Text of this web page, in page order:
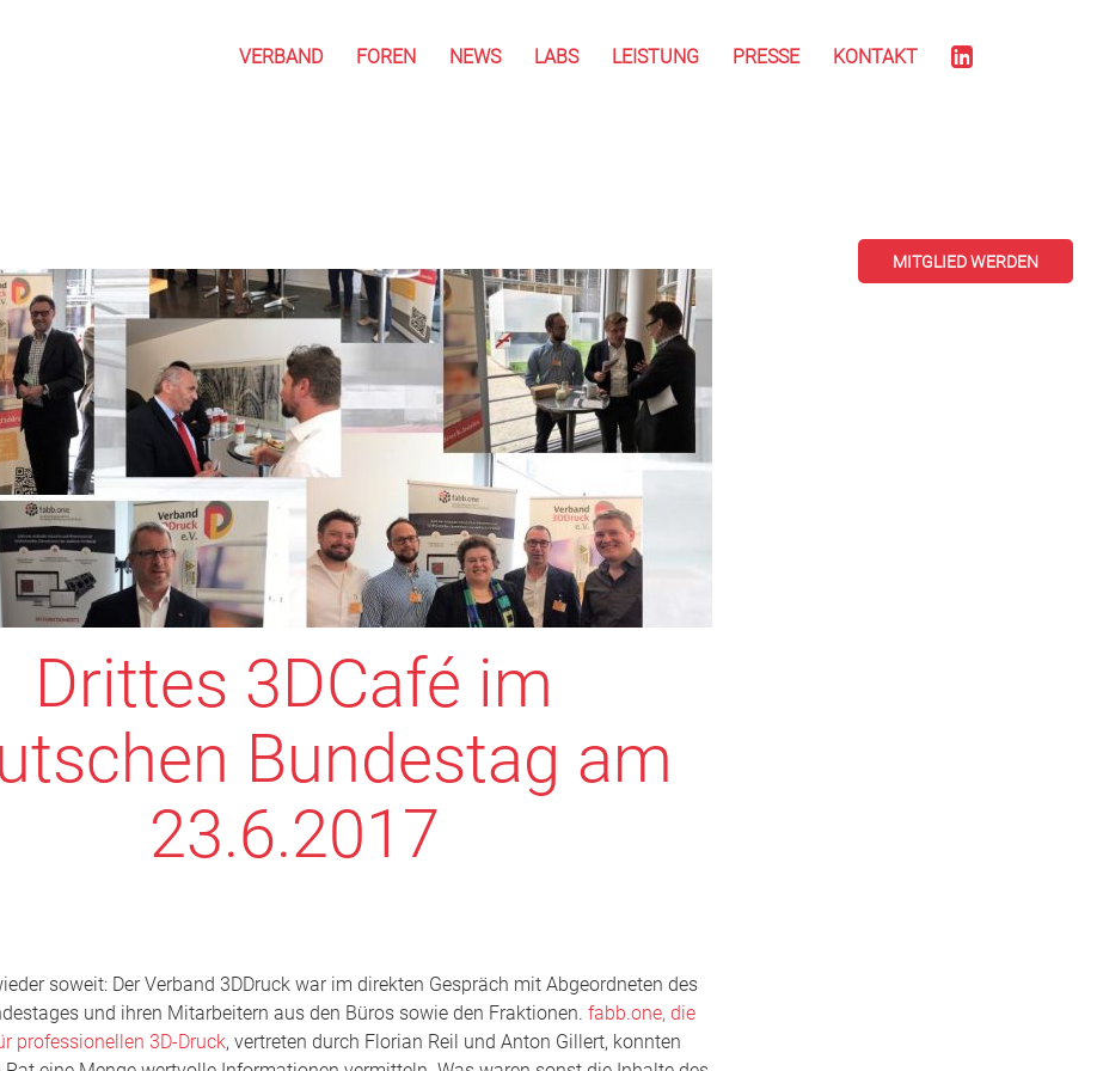
VERBAND FOREN NEWS LABS LEISTUNG PRESSE KONTAKT
Drittes 3DCafé im
Bundestag am
23.6.2017
soweit: Der Verband 3DDruck war im direkten Gespräch mit Abgeordneten des
und ihren Mitarbeitern aus den Büros sowie den Fraktionen. fabb.one, die
professionellen 3D-Druck, vertreten durch Florian Reil und Anton Gillert, konnten
MITGLIED WERDEN